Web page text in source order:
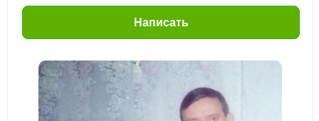
Написать